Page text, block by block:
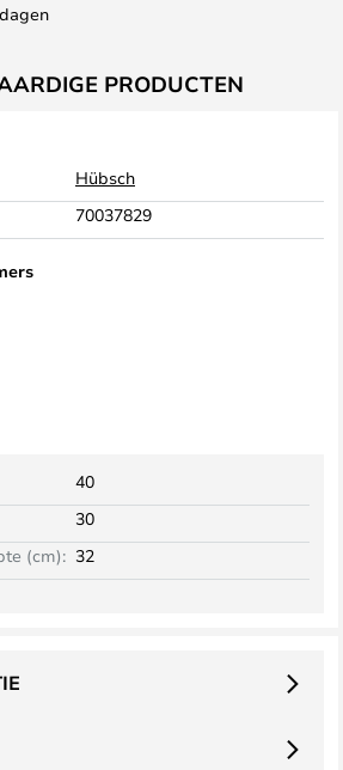
PRODUCTEN
Hübsch
70037829
30
40
(cm): 32